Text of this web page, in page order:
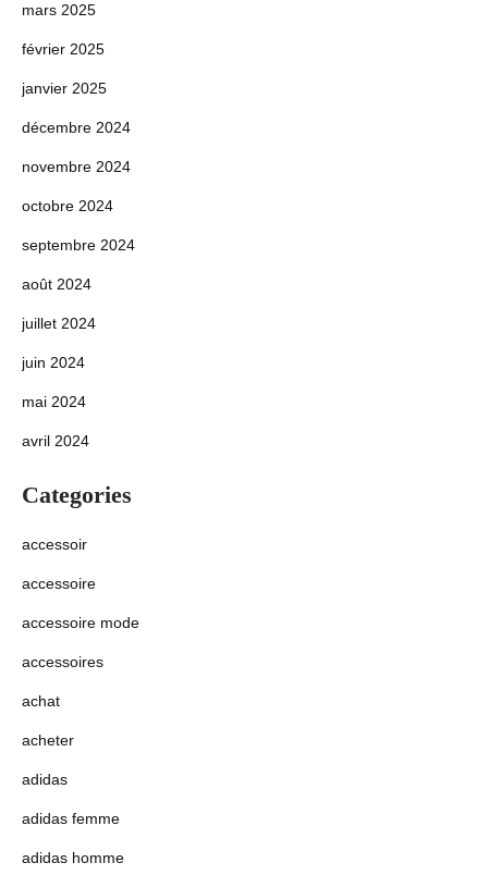
mars 2025
février 2025
janvier 2025
décembre 2024
novembre 2024
octobre 2024
septembre 2024
août 2024
juillet 2024
juin 2024
mai 2024
avril 2024
Categories
accessoir
accessoire
accessoire mode
accessoires
achat
acheter
adidas
adidas femme
adidas homme